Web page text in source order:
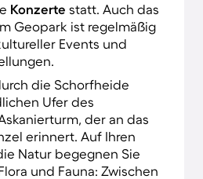
Konzerte statt. Auch das
Geopark ist regelmäßig
Events und
die Schorfheide
Ufer des
der an das
erinnert. Auf Ihren
Natur begegnen Sie
und Fauna: Zwischen